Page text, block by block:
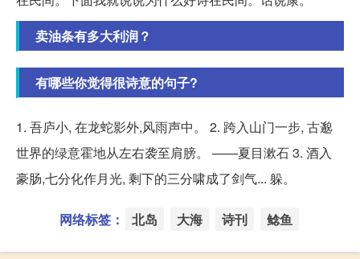
卖油条有多大利润？
有哪些你觉得很诗意的句子?
1. 吾庐小, 在龙蛇影外,风雨声中。 2. 跨入山门一步, 古邈
世界的绿意霍地从左右袭至肩膀。 ——夏目漱石 3. 酒入
豪肠,七分化作月光, 剩下的三分啸成了剑气... 躲。
网络标签： 北岛 大海 诗刊 鲶鱼